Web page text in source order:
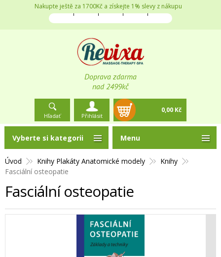
Doprava zdarma
nad 2499kč
Nakupte ještě za 1700Kč a získejte 1% slevy z nákupu
Hľadať Přihlásit
0,00 Kč
Úvod Knihy Plakáty Anatomické modely
Knihy
Fasciální osteopatie
Fasciální osteopatie
Vyberte si kategorii Menu